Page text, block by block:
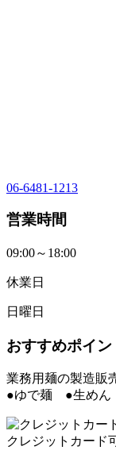
06-6481-1213
営業時間
09:00～18:00
休業日
日曜日
おすすめポイン
業務用麺の製造販
●ゆで麺 ●生め
クレジットカード